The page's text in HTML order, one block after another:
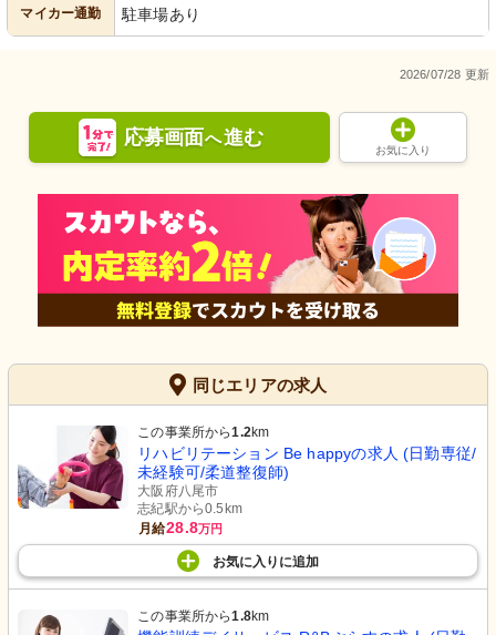
マイカー通勤 駐車場あり
2026/07/28 更新
応募画面へ進む
お気に入り
同じエリアの求人
この事業所から1.2km
リハビリテーション Be happyの求人 (日勤専従/
未経験可/柔道整復師)
大阪府八尾市
志紀駅から0.5km
月給28.8万円
お気に入り に追加
この事業所から1.8km